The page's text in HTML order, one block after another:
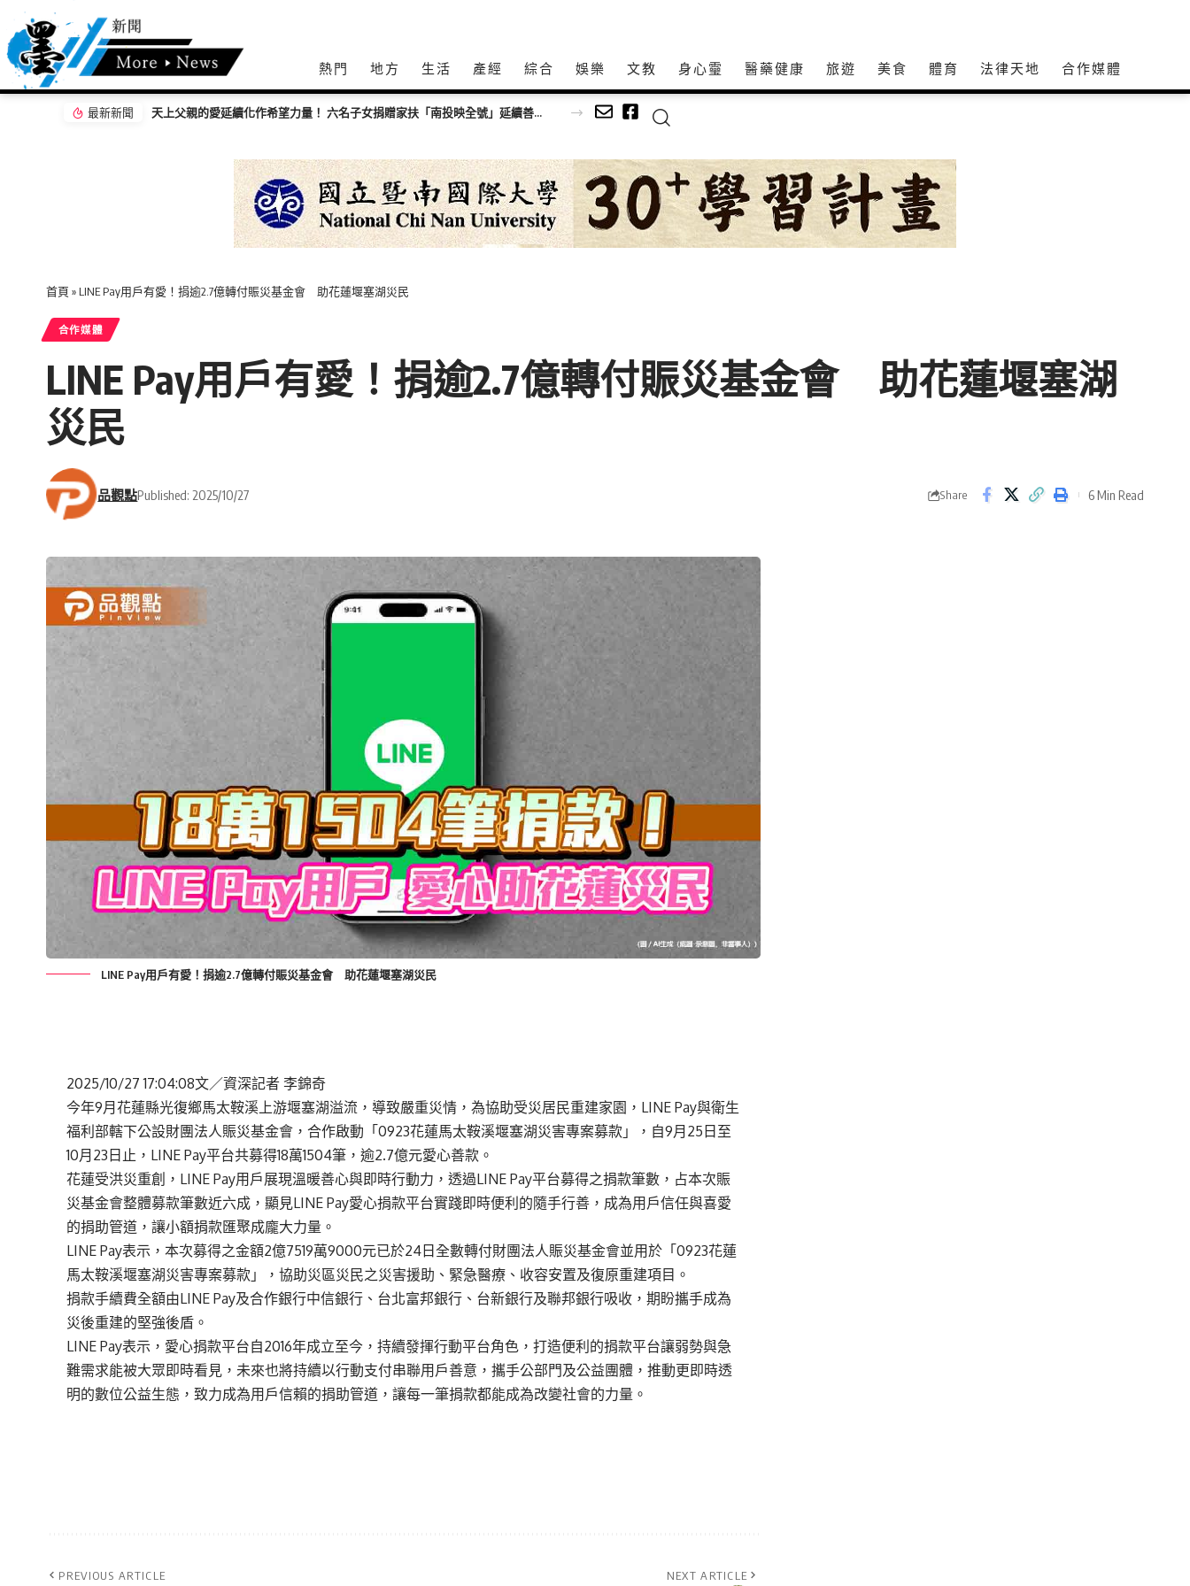
熱門 地方 生活 產經 綜合 娛樂 文教 身心𩆜 醫藥健康 旅遊 美食 體育 法律天地 合作媒體
最新新聞 天上父親的愛延續化作希望力量！ 六名子女捐贈家扶「南投映全號」延續善的循環
首頁 » LINE Pay用戶有愛！捐逾2.7億轉付賑災基金會 助花蓮堰塞湖災民
合作媒體
LINE Pay用戶有愛！捐逾2.7億轉付賑災基金會 助花蓮堰塞湖
災民
品觀點Published: 2025/10/27 Share 6 Min Read
LINE Pay用戶有愛！捐逾2.7億轉付賑災基金會 助花蓮堰塞湖災民
2025/10/27 17:04:08文／資深記者 李錦奇
今年9月花蓮縣光復鄉馬太鞍溪上游堰塞湖溢流，導致嚴重災情，為協助受災居民重建家園，LINE Pay與衛生
福利部轄下公設財團法人賑災基金會，合作啟動「0923花蓮馬太鞍溪堰塞湖災害專案募款」，自9月25日至
10月23日止，LINE Pay平台共募得18萬1504筆，逾2.7億元愛心善款。
花蓮受洪災重創，LINE Pay用戶展現溫暖善心與即時行動力，透過LINE Pay平台募得之捐款筆數，占本次賑
災基金會整體募款筆數近六成，顯見LINE Pay愛心捐款平台實踐即時便利的隨手行善，成為用戶信任與喜愛
的捐助管道，讓小額捐款匯聚成龐大力量。
LINE Pay表示，本次募得之金額2億7519萬9000元已於24日全數轉付財團法人賑災基金會並用於「0923花蓮
馬太鞍溪堰塞湖災害專案募款」，協助災區災民之災害援助、緊急醫療、收容安置及復原重建項目。
捐款手續費全額由LINE Pay及合作銀行中信銀行、台北富邦銀行、台新銀行及聯邦銀行吸收，期盼攜手成為
災後重建的堅強後盾。
LINE Pay表示，愛心捐款平台自2016年成立至今，持續發揮行動平台角色，打造便利的捐款平台讓弱勢與急
難需求能被大眾即時看見，未來也將持續以行動支付串聯用戶善意，攜手公部門及公益團體，推動更即時透
明的數位公益生態，致力成為用戶信賴的捐助管道，讓每一筆捐款都能成為改變社會的力量。
PREVIOUS ARTICLE NEXT ARTICLE